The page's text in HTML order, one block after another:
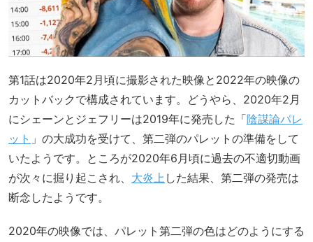
第1話は2020年2月頃に撮影された映像と2022年の映像の
カットバックで構成されています。どうやら、2020年2月
にシェーンとジェフリーは2019年に発売した「陰謀論パレ
ット 」の大成功を受けて、第二弾のパレットの準備をして
いたようです。ところが2020年6月頃に過去の不適切動画
が次々に掘り起こされ、 大炎上 した結果、第二弾の発売は
断念したようです。
2020年の映像では、パレット第二弾の色はどのようにする